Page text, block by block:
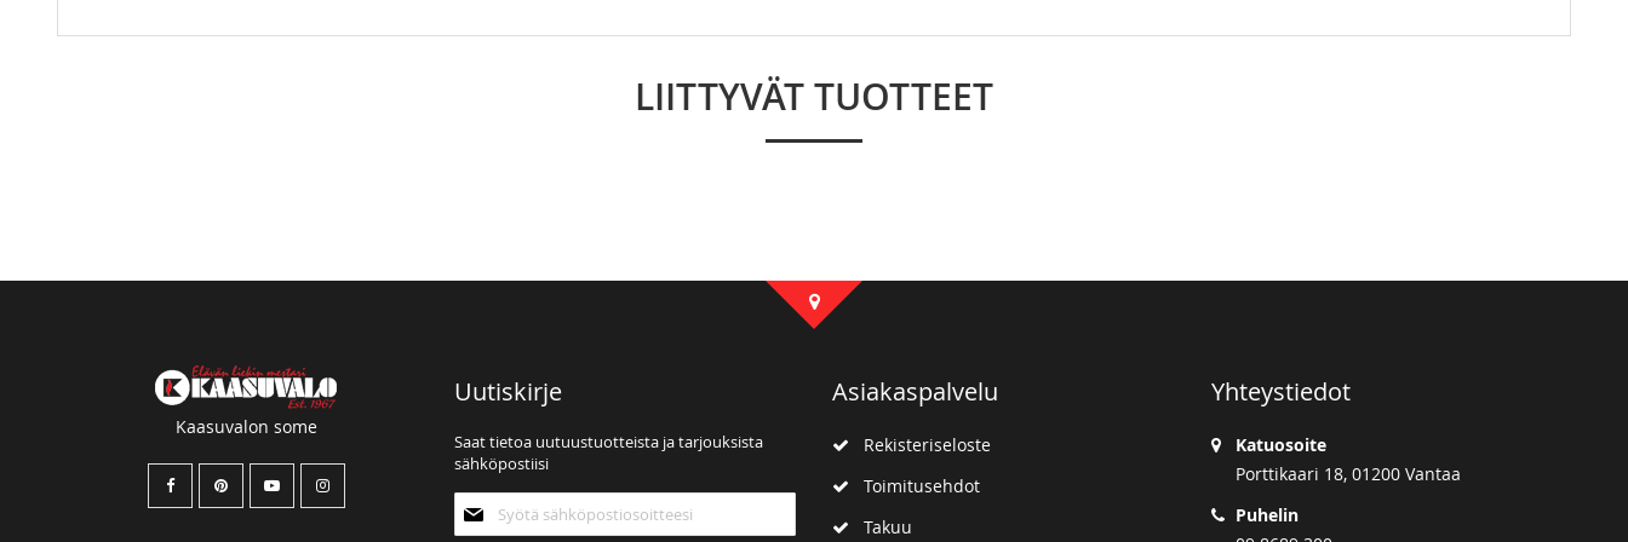
LIITTYVÄT TUOTTEET
Kaasuvalon some
Uutiskirje
Saat tietoa uutuustuotteista ja tarjouksista
sähköpostiisi
uutiskirjeemme:
Asiakaspalvelu
Rekisteriseloste
Toimitusehdot
Takuu
Yhteystiedot
Katuosoite
Porttikaari 18, 01200 Vantaa
Puhelin